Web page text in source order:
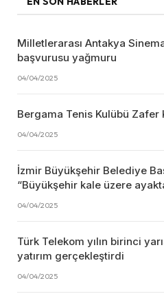
Milletlerarası Antakya
başvurusu yağmuru
04/04/2025
Bergama Tenis Kulübü Zafer
04/04/2025
İzmir Büyükşehir Belediye
“Büyükşehir kale üzere
04/04/2025
Türk Telekom yılın birinci
yatırım gerçekleştirdi
04/04/2025